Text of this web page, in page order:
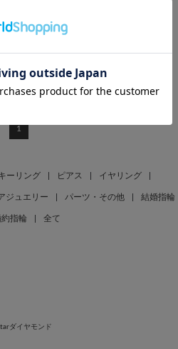
1
ーリング ピアス イヤリング
ジュエリー パーツ・その他 結婚指輪
約指輪 全て
ダイヤモンド